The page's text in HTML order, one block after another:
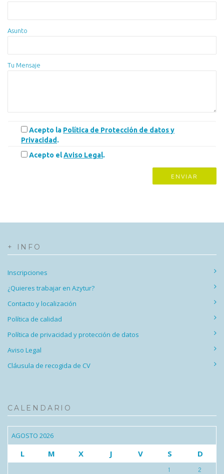
Asunto
Tu Mensaje
Acepto la Política de Protección de datos y
Privacidad .
Acepto elAviso Legal.
+ INFO
Inscripciones
¿Quieres trabajar en Azytur?
Contacto y localización
Política de calidad
Política de privacidad y protección de datos
Aviso Legal
Cláusula de recogida de CV
CALENDARIO
AGOSTO 2026
L M X J V S D
1
2